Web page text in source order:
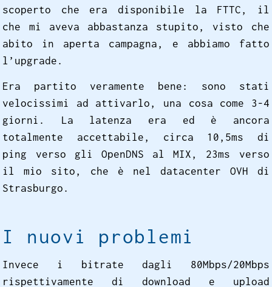
scoperto che era disponibile la FTTC, il
che mi aveva abbastanza stupito, visto che
abito in aperta campagna, e abbiamo fatto
l’upgrade.
Era partito veramente bene: sono stati
velocissimi ad attivarlo, una cosa come 3-4
giorni. La latenza era ed è ancora
totalmente accettabile, circa 10,5ms di
ping verso gli OpenDNS al MIX, 23ms verso
il mio sito, che è nel datacenter OVH di
Strasburgo.
I nuovi problemi
Invece i bitrate dagli 80Mbps/20Mbps
rispettivamente di download e upload